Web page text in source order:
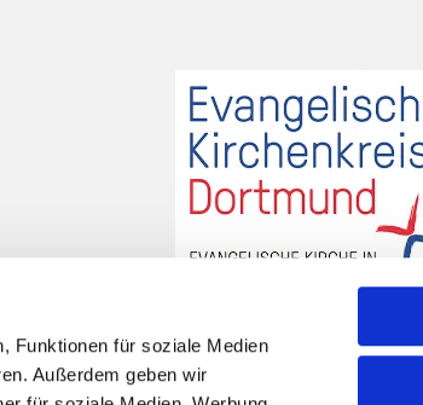
Funktionen für soziale Medien
Außerdem geben wir